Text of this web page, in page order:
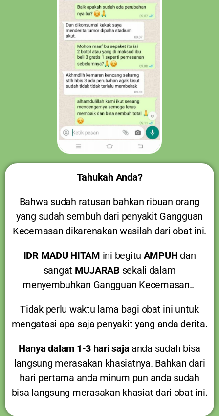
Tahukah Anda?
Bahwa sudah ratusan bahkan ribuan orang
yang sudah sembuh dari penyakit Gangguan
Kecemasan dikarenakan wasilah dari obat ini.
IDR MADU HITAM ini begitu AMPUH dan
sangat MUJARAB sekali dalam
menyembuhkan Gangguan Kecemasan..
Tidak perlu waktu lama bagi obat ini untuk
mengatasi apa saja penyakit yang anda derita.
Hanya dalam 1-3 hari saja anda sudah bisa
langsung merasakan khasiatnya. Bahkan dari
hari pertama anda minum pun anda sudah
bisa langsung merasakan khasiat dari obat ini.